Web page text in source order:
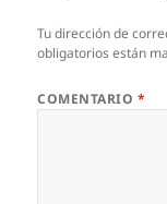
Tu dirección de
obligatorios están
COMENTARIO *